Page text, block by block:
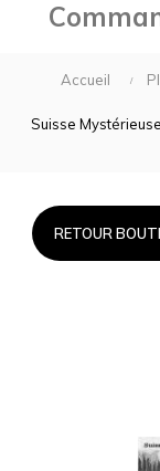
Accueil
Suisse
RETOUR